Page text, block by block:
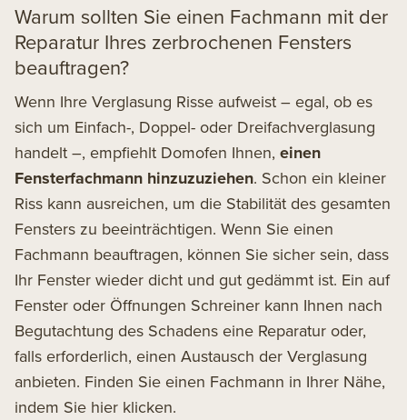
Warum sollten Sie einen Fachmann mit der
Reparatur Ihres zerbrochenen Fensters
beauftragen?
Wenn Ihre Verglasung Risse aufweist – egal, ob es
sich um Einfach-, Doppel- oder Dreifachverglasung
handelt –, empfiehlt Domofen Ihnen, einen
Fensterfachmann hinzuzuziehen. Schon ein kleiner
Riss kann ausreichen, um die Stabilität des gesamten
Fensters zu beeinträchtigen. Wenn Sie einen
Fachmann beauftragen, können Sie sicher sein, dass
Ihr Fenster wieder dicht und gut gedämmt ist. Ein auf
Fenster oder Öffnungen Schreiner kann Ihnen nach
Begutachtung des Schadens eine Reparatur oder,
falls erforderlich, einen Austausch der Verglasung
anbieten. Finden Sie einen Fachmann in Ihrer Nähe,
indem Sie hier klicken.